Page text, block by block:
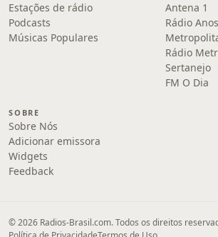
Estações de rádio
Podcasts
Músicas Populares
Antena 1
Rádio
Rádio
Sertanejo
FM O Dia
SOBRE
Sobre Nós
Adicionar emissora
Widgets
Feedback
© 2026 Radios-Brasil.com. Todos os direitos